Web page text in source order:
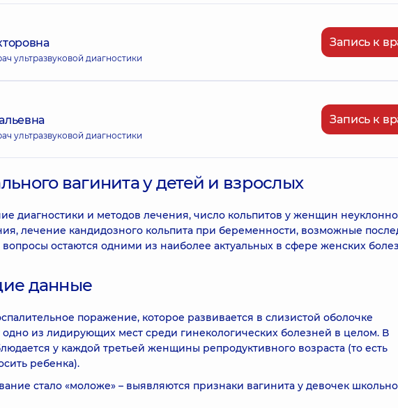
ультразвуковой диагностики
Запись к
ультразвуковой диагностики
Запись к
вагинита у детей и взрослых
диагностики и методов лечения, число кольпитов у женщин неуклонно
лечение кандидозного кольпита при беременности, возможные
остаются одними из наиболее актуальных в сфере женских
данные
поражение, которое развивается в слизистой оболочке
одно из лидирующих мест среди гинекологических болезней в целом. В
у каждой третьей женщины репродуктивного возраста (то есть
ребенка).
стало «моложе» – выявляются признаки вагинита у девочек